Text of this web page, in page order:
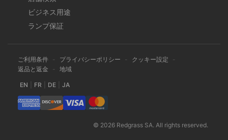
ビジネス用途
ランプ保証
ご利用条件 - プライバシーポリシー - クッキー設定
-
返品と返金
- 地域
EN FR DE JA
© 2026 Redgrass SA. All rights reserved.